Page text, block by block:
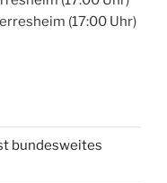
(17:00 Uhr)
bundesweites